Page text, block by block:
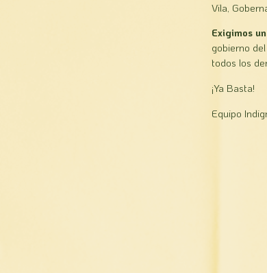
Vila,
Exigimos
gobierno
todos los
¡Ya Basta!
Equipo